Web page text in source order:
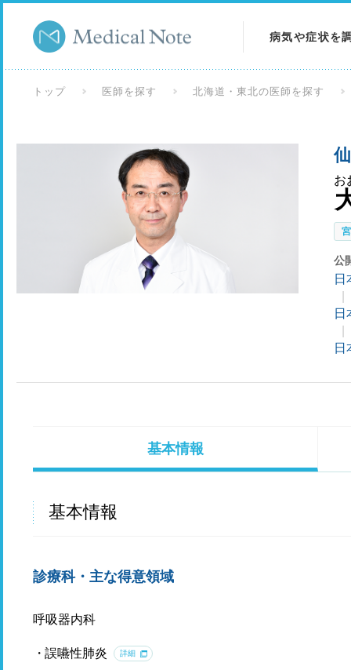
病気や症状を
検査を調べる
トップ 医師を探す 北海道・東北の医師を探す
お
公
日
日
日
基本情報
基本情報
診療科・主な得意領域
呼吸器内科
誤嚥性肺炎 詳細